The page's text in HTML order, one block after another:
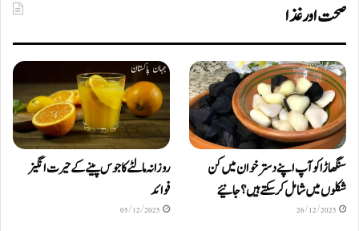
صحت اور غذا
سنگھاڑا کو آپ اپنے دستر خوان میں کن
شکلوں میں شامل کرسکتے ہیں ؟ جانیئے
26/12/2025
روزانہ مالٹے کا جوس پینے کے حیرت انگیز
فوائد
05/12/2025